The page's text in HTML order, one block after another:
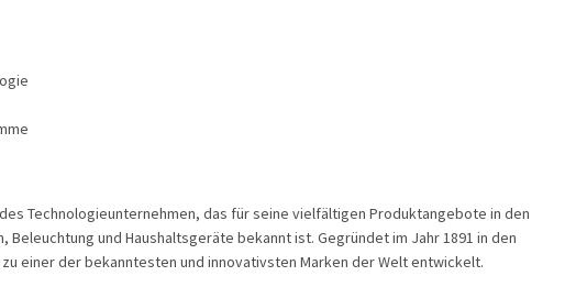
Technologieunternehmen, das für seine vielfältigen Produktangebote in den
Beleuchtung und Haushaltsgeräte bekannt ist. Gegründet im Jahr 1891 in den
einer der bekanntesten und innovativsten Marken der Welt entwickelt.